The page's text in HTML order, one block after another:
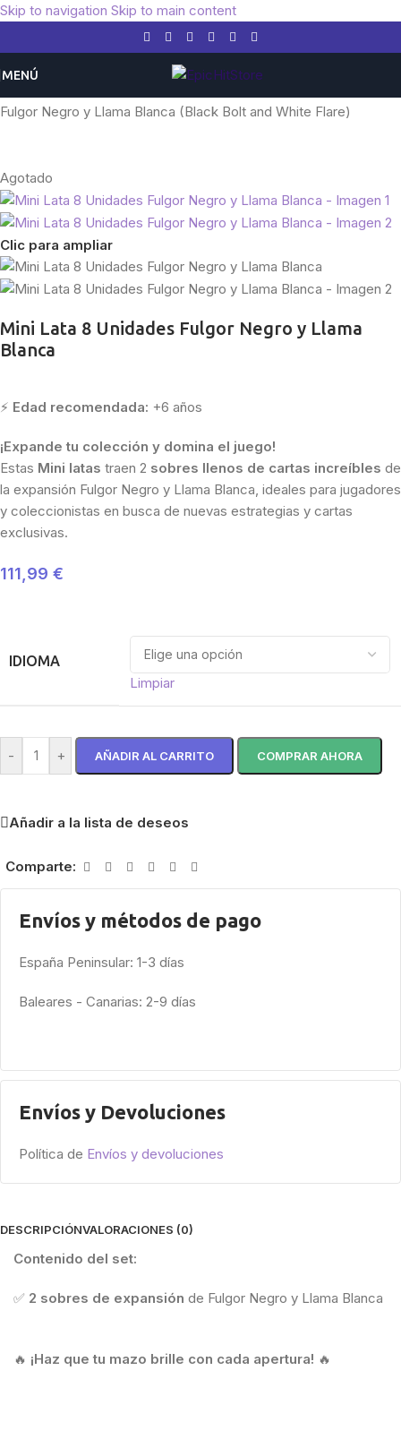
Skip to navigation Skip to main content
MENÚ
Fulgor Negro y Llama Blanca (Black Bolt and White Flare)
Agotado
Clic para ampliar
Mini Lata 8 Unidades Fulgor Negro y Llama
Blanca
⚡ Edad recomendada: +6 años
¡Expande tu colección y domina el juego!
Estas Mini latas traen 2 sobres llenos de cartas increíbles de
la expansión Fulgor Negro y Llama Blanca, ideales para jugadores
y coleccionistas en busca de nuevas estrategias y cartas
exclusivas.
111,99 €
IDIOMA
Limpiar
- + AÑADIR AL CARRITO COMPRAR AHORA
Añadir a la lista de deseos
Comparte:
Envíos y métodos de pago
España Peninsular: 1-3 días
Baleares - Canarias: 2-9 días
Envíos y Devoluciones
Política de Envíos y devoluciones
DESCRIPCIÓNVALORACIONES (0)
Contenido del set:
✅ 2 sobres de expansión de Fulgor Negro y Llama Blanca
🔥 ¡Haz que tu mazo brille con cada apertura! 🔥